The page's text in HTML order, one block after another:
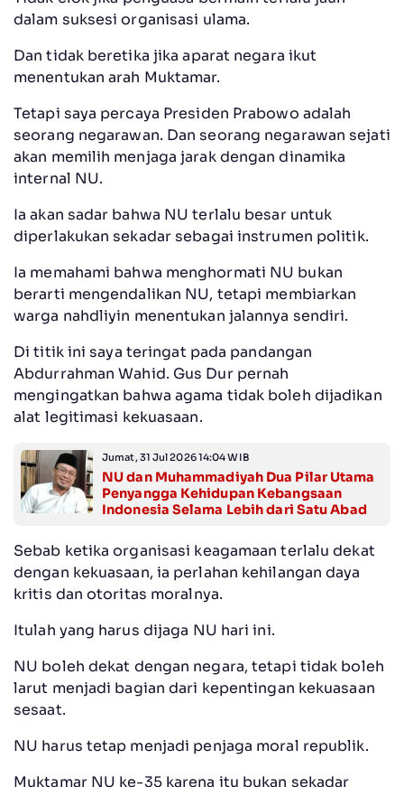
dalam suksesi organisasi ulama.
Dan tidak beretika jika aparat negara ikut
menentukan arah Muktamar.
Tetapi saya percaya Presiden Prabowo adalah
seorang negarawan. Dan seorang negarawan sejati
akan memilih menjaga jarak dengan dinamika
internal NU.
Ia akan sadar bahwa NU terlalu besar untuk
diperlakukan sekadar sebagai instrumen politik.
Ia memahami bahwa menghormati NU bukan
berarti mengendalikan NU, tetapi membiarkan
warga nahdliyin menentukan jalannya sendiri.
Di titik ini saya teringat pada pandangan
Abdurrahman Wahid. Gus Dur pernah
mengingatkan bahwa agama tidak boleh dijadikan
alat legitimasi kekuasaan.
Jumat, 31 Jul 2026 14:04 WIB
NU dan Muhammadiyah Dua Pilar Utama
Penyangga Kehidupan Kebangsaan
Indonesia Selama Lebih dari Satu Abad
Sebab ketika organisasi keagamaan terlalu dekat
dengan kekuasaan, ia perlahan kehilangan daya
kritis dan otoritas moralnya.
Itulah yang harus dijaga NU hari ini.
NU boleh dekat dengan negara, tetapi tidak boleh
larut menjadi bagian dari kepentingan kekuasaan
sesaat.
NU harus tetap menjadi penjaga moral republik.
Muktamar NU ke-35 karena itu bukan sekadar